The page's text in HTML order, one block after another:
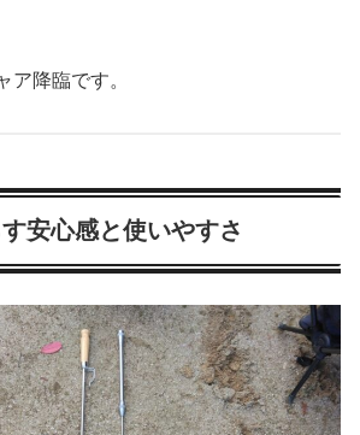
ア降臨です。
安心感と使いやすさ